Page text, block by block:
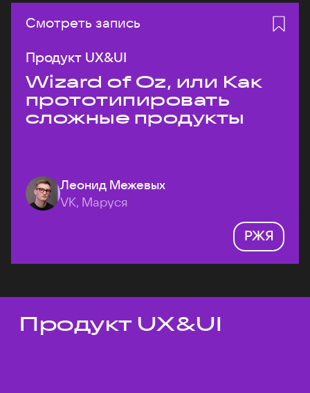
Смотреть запись
Продукт UX&UI
Wizard of Oz, или Как
прототипировать
сложные продукты
Леонид Межевых
VK, Маруся
РЖЯ
Темы докладов
Продукт UX&UI